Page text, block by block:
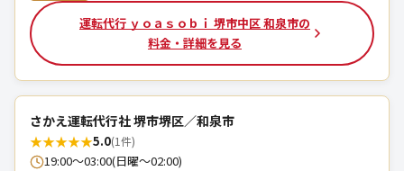
運転代行 ｙｏａｓｏｂｉ 堺市中区 和泉市の
料金・詳細を見る
さかえ運転代行社 堺市堺区／和泉市
★★★★★5.0(1件)
19:00〜03:00(日曜〜02:00)